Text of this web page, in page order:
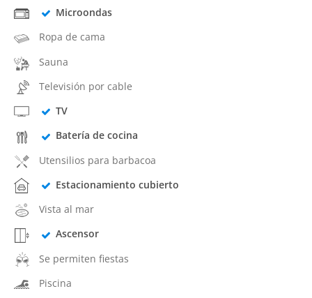
Microondas
Ropa de cama
Sauna
Televisión por cable
TV
Batería de cocina
Utensilios para barbacoa
Estacionamiento cubierto
Vista al mar
Ascensor
Se permiten fiestas
Piscina